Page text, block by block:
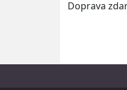
Doprava